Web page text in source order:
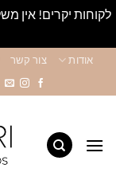
content
אודות צור קשר